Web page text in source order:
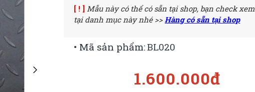
1.600.000đ
• Mã sản phẩm:BL020
[ ! ] Mẫu này có thể có sẵn tại shop, bạn check xem
tại danh mục này nhé >>Hàng có sẵn tại shop